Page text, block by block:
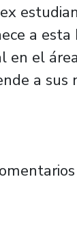
a
el
a sus